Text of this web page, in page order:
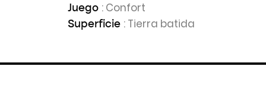
Juego : Confort
Superficie : Tierra batida